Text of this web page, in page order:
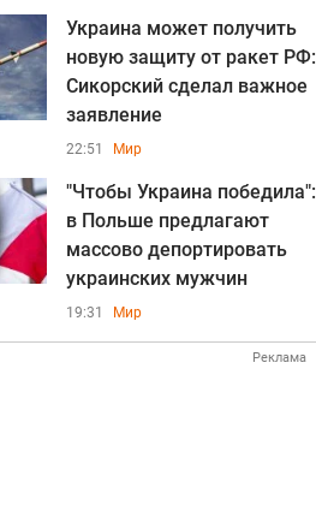
Украина может получить
новую защиту от ракет РФ:
Сикорский сделал важное
заявление
22:51 Мир
"Чтобы Украина победила":
в Польше предлагают
массово депортировать
украинских мужчин
19:31 Мир
Реклама